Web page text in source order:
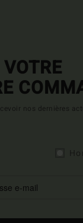
nos dernières